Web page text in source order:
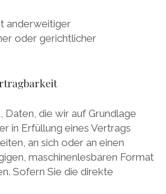
anderweitiger
oder gerichtlicher
Daten, die wir auf Grundlage
in Erfüllung eines Vertrags
an sich oder an einen
maschinenlesbaren Format
Sofern Sie die direkte